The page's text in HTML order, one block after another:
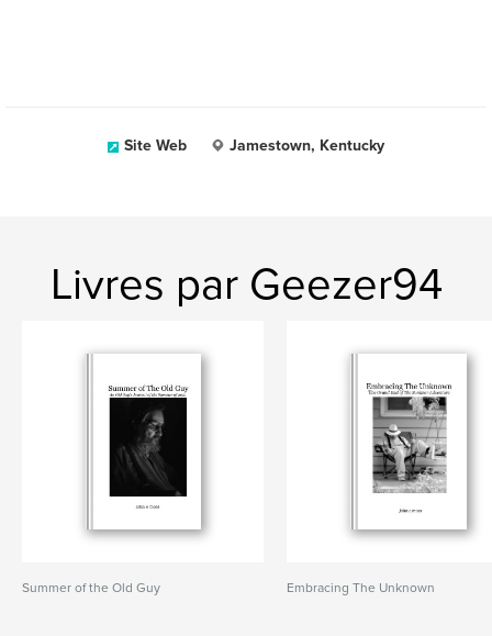
Site Web Jamestown, Kentucky
Livres par Geezer94
Summer of the Old Guy Embracing The Unknown